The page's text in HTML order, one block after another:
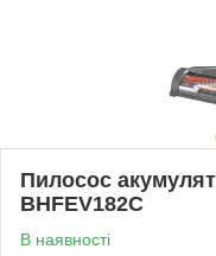
Пилосос
BHFEV182C
В наявності